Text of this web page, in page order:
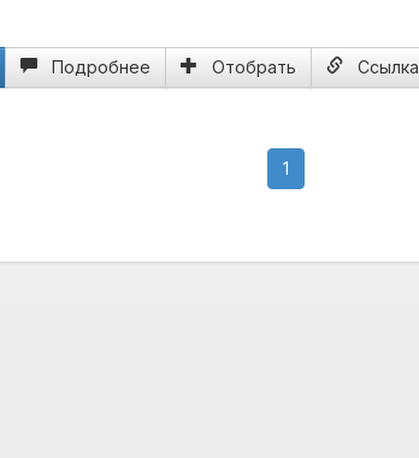
Подробнее Отобрать Ссылка
1(current)